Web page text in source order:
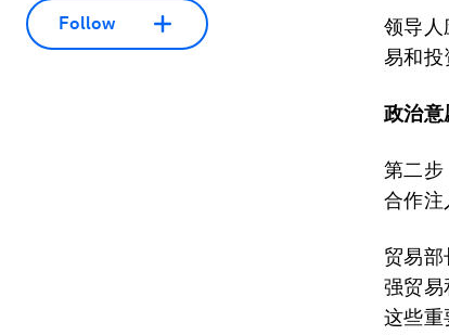
Follow
领导人
易和投
政治意
第二步
合作注
贸易
强贸易
这些重